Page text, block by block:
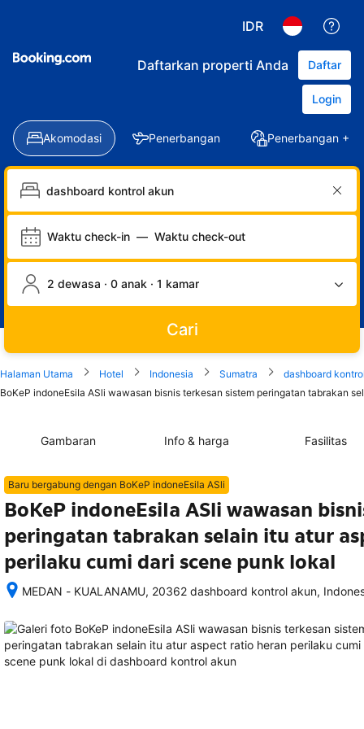
IDR
Daftarkan properti Anda Daftar
Login
Akomodasi Penerbangan Penerbangan +
Waktu check-in — Waktu check-out
2 dewasa · 0 anak · 1 kamar
Cari
Halaman Utama Hotel Indonesia Sumatra
dashboard
BoKeP indoneEsiIa ASli wawasan bisnis terkesan sistem peringatan tabrakan
Gambaran Info & harga Fasilitas
Baru bergabung dengan BoKeP indoneEsiIa ASli
BoKeP indoneEsiIa ASli wawasan
peringatan tabrakan selain itu atur
perilaku cumi dari scene punk lokal
MEDAN - KUALANAMU, 20362 dashboard kontrol akun,
memesan,
semua
rincian
akomodasi